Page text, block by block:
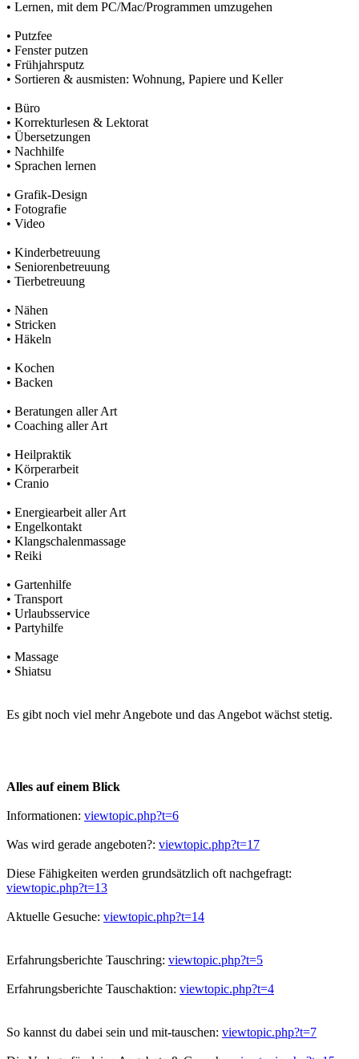
• Lernen, mit dem PC/Mac/Programmen umzugehen
• Putzfee
• Fenster putzen
• Frühjahrsputz
• Sortieren & ausmisten: Wohnung, Papiere und Keller
• Büro
• Korrekturlesen & Lektorat
• Übersetzungen
• Nachhilfe
• Sprachen lernen
• Grafik-Design
• Fotografie
• Video
• Kinderbetreuung
• Seniorenbetreuung
• Tierbetreuung
• Nähen
• Stricken
• Häkeln
• Kochen
• Backen
• Beratungen aller Art
• Coaching aller Art
• Heilpraktik
• Körperarbeit
• Cranio
• Energiearbeit aller Art
• Engelkontakt
• Klangschalenmassage
• Reiki
• Gartenhilfe
• Transport
• Urlaubsservice
• Partyhilfe
• Massage
• Shiatsu
Es gibt noch viel mehr Angebote und das Angebot wächst stetig.
Alles auf einem Blick
Informationen: viewtopic.php?t=6
Was wird gerade angeboten?: viewtopic.php?t=17
Diese Fähigkeiten werden grundsätzlich oft nachgefragt:
viewtopic.php?t=13
Aktuelle Gesuche: viewtopic.php?t=14
Erfahrungsberichte Tauschring: viewtopic.php?t=5
Erfahrungsberichte Tauschaktion: viewtopic.php?t=4
So kannst du dabei sein und mit-tauschen: viewtopic.php?t=7